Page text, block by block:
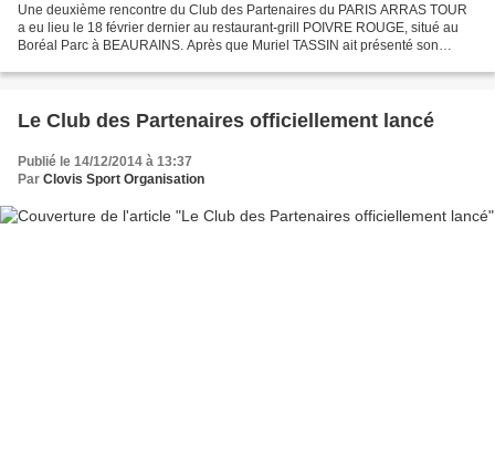
Une deuxième rencontre du Club des Partenaires du PARIS ARRAS TOUR
a eu lieu le 18 février dernier au restaurant-grill POIVRE ROUGE, situé au
Boréal Parc à BEAURAINS. Après que Muriel TASSIN ait présenté son
Le Club des Partenaires officiellement lancé
Publié le 14/12/2014 à 13:37
Par Clovis Sport Organisation